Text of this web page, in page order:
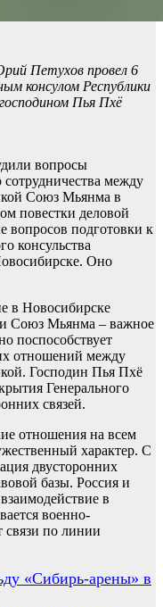
Петухов провел 6
консулом Республики
Пья Пхё
вопросы
сотрудничества между
Союз Мьянма в
повестки деловой
вопросов подготовки к
консульства
Оно
в Новосибирске
Союз Мьянма – важное
поспособствует
отношений между
Господин Пья Пхё
Генерального
связей.
отношения на всем
характер. С
двусторонних
базы. Россия и
в
военно-
связи по линии
«Сибирь-арены» в